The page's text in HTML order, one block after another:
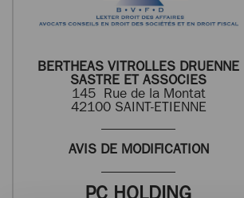
BERTHEAS VITROLLES DRUENNE
SASTRE ET ASSOCIES
145 Rue de la Montat
42100 SAINT-ETIENNE
AVIS DE MODIFICATION